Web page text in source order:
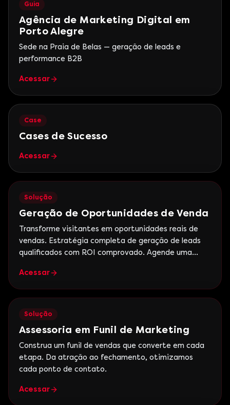
Guia
Agência de Marketing Digital em
Porto Alegre
Sede na Praia de Belas — geração de leads e
performance B2B
Acessar
Case
Cases de Sucesso
Acessar
Solução
Geração de Oportunidades de Venda
Transforme visitantes em oportunidades reais de
vendas. Estratégia completa de geração de leads
qualificados com ROI comprovado. Agende uma
Acessar
Solução
Assessoria em Funil de Marketing
Construa um funil de vendas que converte em cada
etapa. Da atração ao fechamento, otimizamos
cada ponto de contato.
Acessar